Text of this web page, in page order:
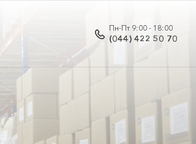
Пн-Пт 9:00 - 18:00
(044) 422 50 70